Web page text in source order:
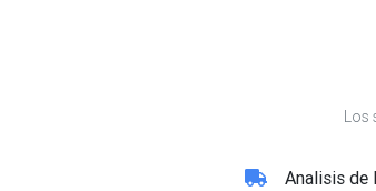
Los
Analisis de